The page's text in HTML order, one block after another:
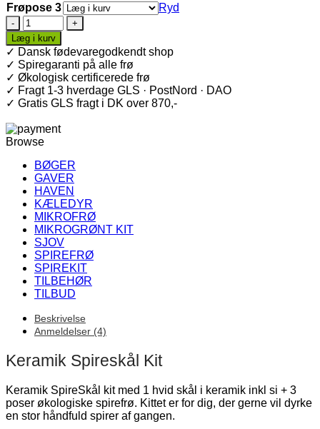
Frøpose 3
Ryd
Keramik
SpireSkål
+
Frø
antal
Læg i kurv
✓ Dansk fødevaregodkendt shop
✓ Spiregaranti på alle frø
✓ Økologisk certificerede frø
✓ Fragt 1-3 hverdage GLS · PostNord · DAO
✓ Gratis GLS fragt i DK over 870,-
Browse
BØGER
GAVER
HAVEN
KÆLEDYR
MIKROFRØ
MIKROGRØNT KIT
SJOV
SPIREFRØ
SPIREKIT
TILBEHØR
TILBUD
Beskrivelse
Anmeldelser (4)
Keramik Spireskål Kit
Keramik SpireSkål kit med 1 hvid skål i keramik inkl si + 3
poser økologiske spirefrø. Kittet er for dig, der gerne vil dyrke
en stor håndfuld spirer af gangen.